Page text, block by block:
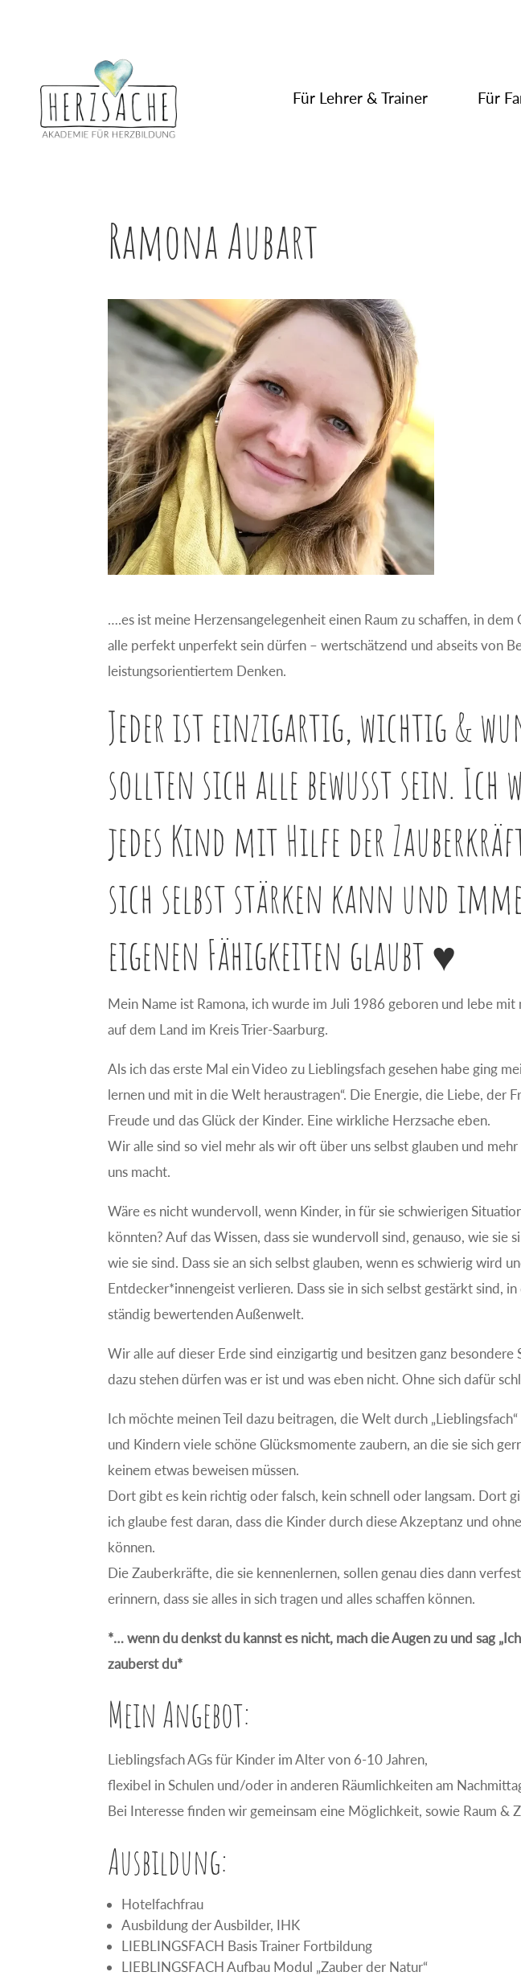
Für Lehrer & Trainer Für
Ramona Aubart
….es ist meine Herzensangelegenheit einen Raum zu schaffen, in
alle perfekt unperfekt sein dürfen – wertschätzend und abseits von
leistungsorientiertem Denken.
Jeder ist einzigartig, wichtig &
sollten sich alle bewusst sein. Ich
jedes Kind mit Hilfe der
sich selbst stärken kann und
eigenen Fähigkeiten glaubt ♥
Mein Name ist Ramona, ich wurde im Juli 1986 geboren und lebe
auf dem Land im Kreis Trier-Saarburg.
Als ich das erste Mal ein Video zu Lieblingsfach gesehen habe ging
lernen und mit in die Welt heraustragen“. Die Energie, die Liebe, der
Freude und das Glück der Kinder. Eine wirkliche Herzsache eben.
Wir alle sind so viel mehr als wir oft über uns selbst glauben und
uns macht.
Wäre es nicht wundervoll, wenn Kinder, in für sie schwierigen
könnten? Auf das Wissen, dass sie wundervoll sind, genauso, wie sie
wie sie sind. Dass sie an sich selbst glauben, wenn es schwierig wird
Entdecker*innengeist verlieren. Dass sie in sich selbst gestärkt sind,
ständig bewertenden Außenwelt.
Wir alle auf dieser Erde sind einzigartig und besitzen ganz
dazu stehen dürfen was er ist und was eben nicht. Ohne sich dafür
Ich möchte meinen Teil dazu beitragen, die Welt durch
und Kindern viele schöne Glücksmomente zaubern, an die sie sich
keinem etwas beweisen müssen.
Dort gibt es kein richtig oder falsch, kein schnell oder langsam. Dort
ich glaube fest daran, dass die Kinder durch diese Akzeptanz und
können.
Die Zauberkräfte, die sie kennenlernen, sollen genau dies dann
erinnern, dass sie alles in sich tragen und alles schaffen können.
*… wenn du denkst du kannst es nicht, mach die Augen zu und sag
zauberst du*
Mein Angebot:
Lieblingsfach AGs für Kinder im Alter von 6-10 Jahren,
flexibel in Schulen und/oder in anderen Räumlichkeiten am
Bei Interesse finden wir gemeinsam eine Möglichkeit, sowie Raum &
Ausbildung:
Hotelfachfrau
Ausbildung der Ausbilder, IHK
LIEBLINGSFACH Basis Trainer Fortbildung
LIEBLINGSFACH Aufbau Modul „Zauber der Natur“